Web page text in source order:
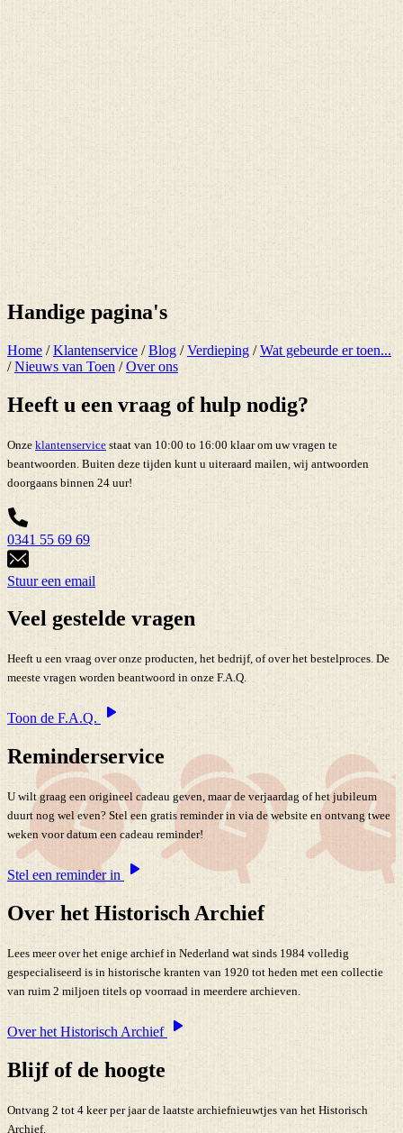
Handige pagina's
Home /Klantenservice /Blog /Verdieping /Wat gebeurde er toen...
/Nieuws van Toen /Over ons
Heeft u een vraag of hulp nodig?
Onze klantenservice staat van 10:00 to 16:00 klaar om uw vragen te
beantwoorden. Buiten deze tijden kunt u uiteraard mailen, wij antwoorden
doorgaans binnen 24 uur!
0341 55 69 69
Stuur een email
Veel gestelde vragen
Heeft u een vraag over onze producten, het bedrijf, of over het bestelproces. De
meeste vragen worden beantwoord in onze F.A.Q.
Toon de F.A.Q.
Reminderservice
U wilt graag een origineel cadeau geven, maar de verjaardag of het jubileum
duurt nog wel even? Stel een gratis reminder in via de website en ontvang twee
weken voor datum een cadeau reminder!
Stel een reminder in
Over het Historisch Archief
Lees meer over het enige archief in Nederland wat sinds 1984 volledig
gespecialiseerd is in historische kranten van 1920 tot heden met een collectie
van ruim 2 miljoen titels op voorraad in meerdere archieven.
Over het Historisch Archief
Blijf of de hoogte
Ontvang 2 tot 4 keer per jaar de laatste archiefnieuwtjes van het Historisch
Archief.